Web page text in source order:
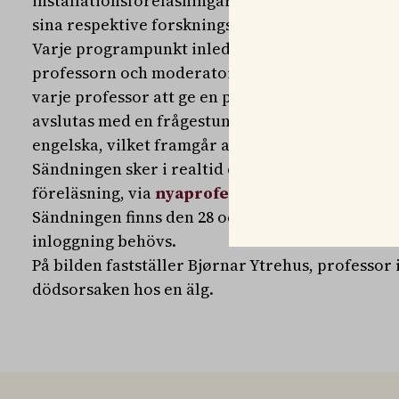
sina respektive forskningsområden,
Varje programpunkt inleds med en
professorn och moderatorn Malin von Essen.
varje professor att ge en populärvetenskaplig
avslutas med en frågestund. Fyra av
engelska, vilket framgår av
Sändningen sker i realtid och det går att skicka
föreläsning, via nyaprofessorer@slu.se
Sändningen finns den 28 och 29 april på
inloggning behövs.
På bilden fastställer Bjørnar Ytrehus,
dödsorsaken hos en älg.